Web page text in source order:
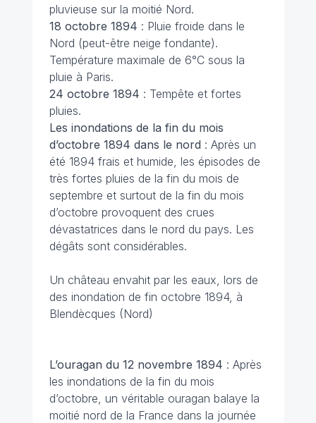
pluvieuse sur la moitié Nord.
18 octobre 1894 : Pluie froide dans le
Nord (peut-être neige fondante).
Température maximale de 6°C sous la
pluie à Paris.
24 octobre 1894 : Tempête et fortes
pluies.
Les inondations de la fin du mois
d’octobre 1894 dans le nord : Après un
été 1894 frais et humide, les épisodes de
très fortes pluies de la fin du mois de
septembre et surtout de la fin du mois
d’octobre provoquent des crues
dévastatrices dans le nord du pays. Les
dégâts sont considérables.
Un château envahit par les eaux, lors de
des inondation de fin octobre 1894, à
Blendècques (Nord)
L’ouragan du 12 novembre 1894 : Après
les inondations de la fin du mois
d’octobre, un véritable ouragan balaye la
moitié nord de la France dans la journée